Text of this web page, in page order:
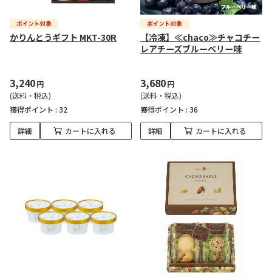
かりんとうギフト MKT-30R
3,240円
(送料・税込)
獲得ポイント : 32
詳細 カートに入れる
【冷凍】≪chaco≫チャコチー
レアチーズブルーベリー味
3,680円
(送料・税込)
獲得ポイント : 36
詳細 カートに入れる